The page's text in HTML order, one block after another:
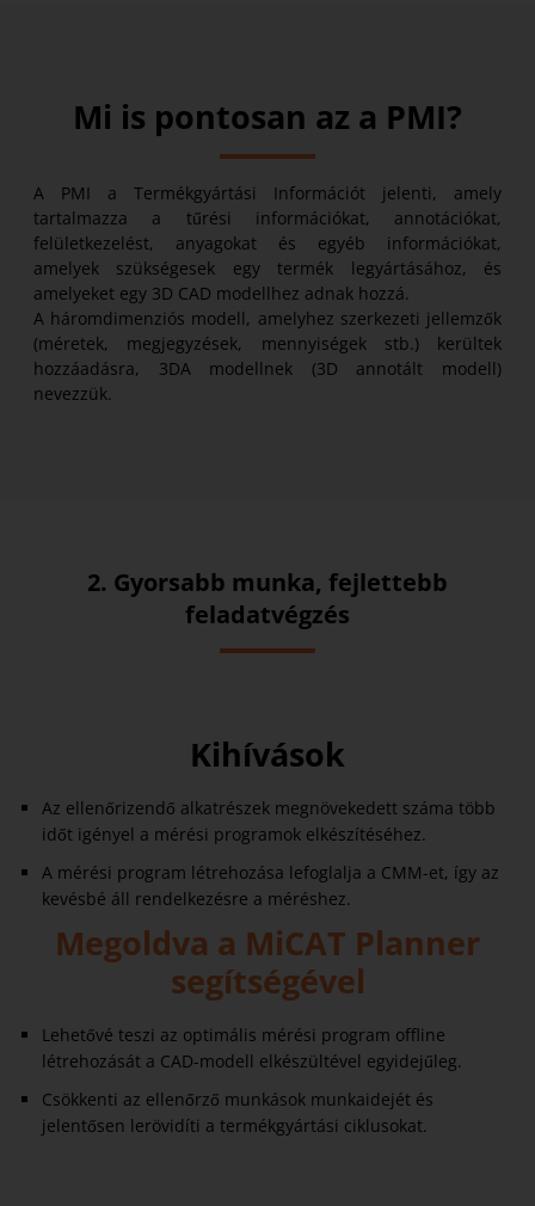
Mi is pontosan az a PMI?
A PMI a Termékgyártási Információt jelenti, amely
tartalmazza a tűrési információkat, annotációkat,
felületkezelést, anyagokat és egyéb információkat,
amelyek szükségesek egy termék legyártásához, és
amelyeket egy 3D CAD modellhez adnak hozzá.
A háromdimenziós modell, amelyhez szerkezeti jellemzők
(méretek, megjegyzések, mennyiségek stb.) kerültek
hozzáadásra, 3DA modellnek (3D annotált modell)
nevezzük.
2. Gyorsabb munka, fejlettebb
feladatvégzés
Kihívások
Az ellenőrizendő alkatrészek megnövekedett száma több
időt igényel a mérési programok elkészítéséhez.
A mérési program létrehozása lefoglalja a CMM-et, így az
kevésbé áll rendelkezésre a méréshez.
Megoldva a MiCAT Planner
segítségével
Lehetővé teszi az optimális mérési program offline
létrehozását a CAD-modell elkészültével egyidejűleg.
Csökkenti az ellenőrző munkások munkaidejét és
jelentősen lerövidíti a termékgyártási ciklusokat.